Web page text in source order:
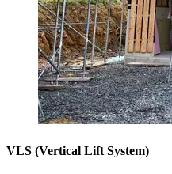
VLS (Vertical Lift System)